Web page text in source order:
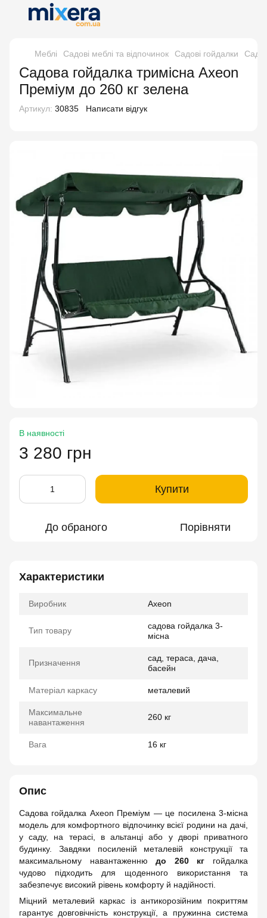
Меблі Садові меблі та відпочинок Садові гойдалки
Садова гойдалка тримісна Axeon
Преміум до 260 кг зелена
Артикул: 30835 Написати відгук
В наявності
3 280 грн
Купити
До обраного Порівняти
Характеристики
Виробник Axeon
Тип товару
садова гойдалка 3-
місна
Призначення
сад, тераса, дача,
басейн
Матеріал каркасу металевий
Максимальне
навантаження
260 кг
Вага 16 кг
Опис
Садова гойдалка Axeon Преміум — це посилена 3-місна
модель для комфортного відпочинку всієї родини на дачі,
у саду, на терасі, в альтанці або у дворі приватного
будинку. Завдяки посиленій металевій конструкції та
максимальному навантаженнюдо 260 кг гойдалка
чудово підходить для щоденного використання та
забезпечує високий рівень комфорту й надійності.
Міцний металевий каркас із антикорозійним покриттям
гарантує довговічність конструкції, а пружинна система